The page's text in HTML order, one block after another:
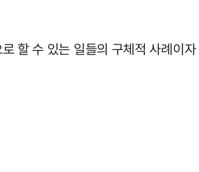
할 수 있는 일들의 구체적 사례이